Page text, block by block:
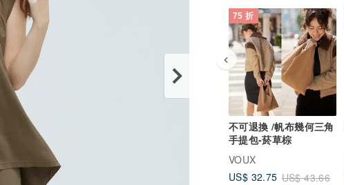
75 折
不可退換 /帆布幾何三角
手提包-菸草棕
VOUX
US$ 32.75 US$ 43.66